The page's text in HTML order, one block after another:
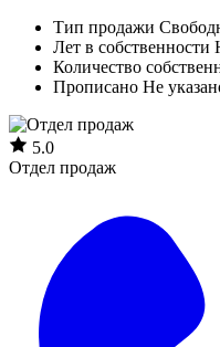
Тип продажи
Лет в собственности
Количество
Прописано Не
5.0
Отдел продаж